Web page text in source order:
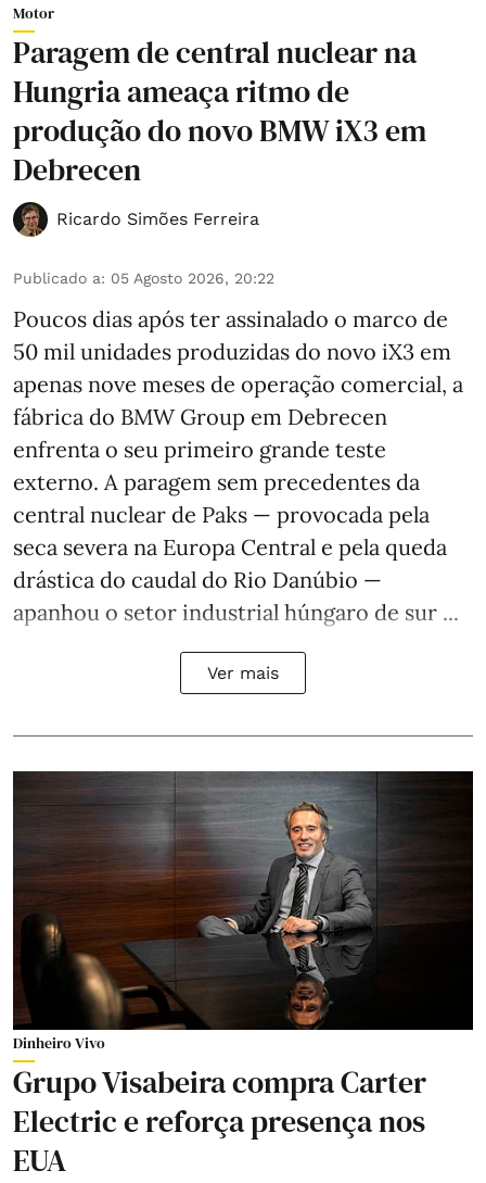
Motor
Paragem de central nuclear na
Hungria ameaça ritmo de
produção do novo BMW iX3 em
Debrecen
Ricardo Simões Ferreira
Publicado a: 05 Agosto 2026, 20:22
Poucos dias após ter assinalado o marco de
50 mil unidades produzidas do novo iX3 em
apenas nove meses de operação comercial, a
fábrica do BMW Group em Debrecen
enfrenta o seu primeiro grande teste
externo. A paragem sem precedentes da
central nuclear de Paks — provocada pela
seca severa na Europa Central e pela queda
drástica do caudal do Rio Danúbio —
apanhou o setor industrial húngaro de sur ...
Ver mais
Dinheiro Vivo
Grupo Visabeira compra Carter
Electric e reforça presença nos
EUA